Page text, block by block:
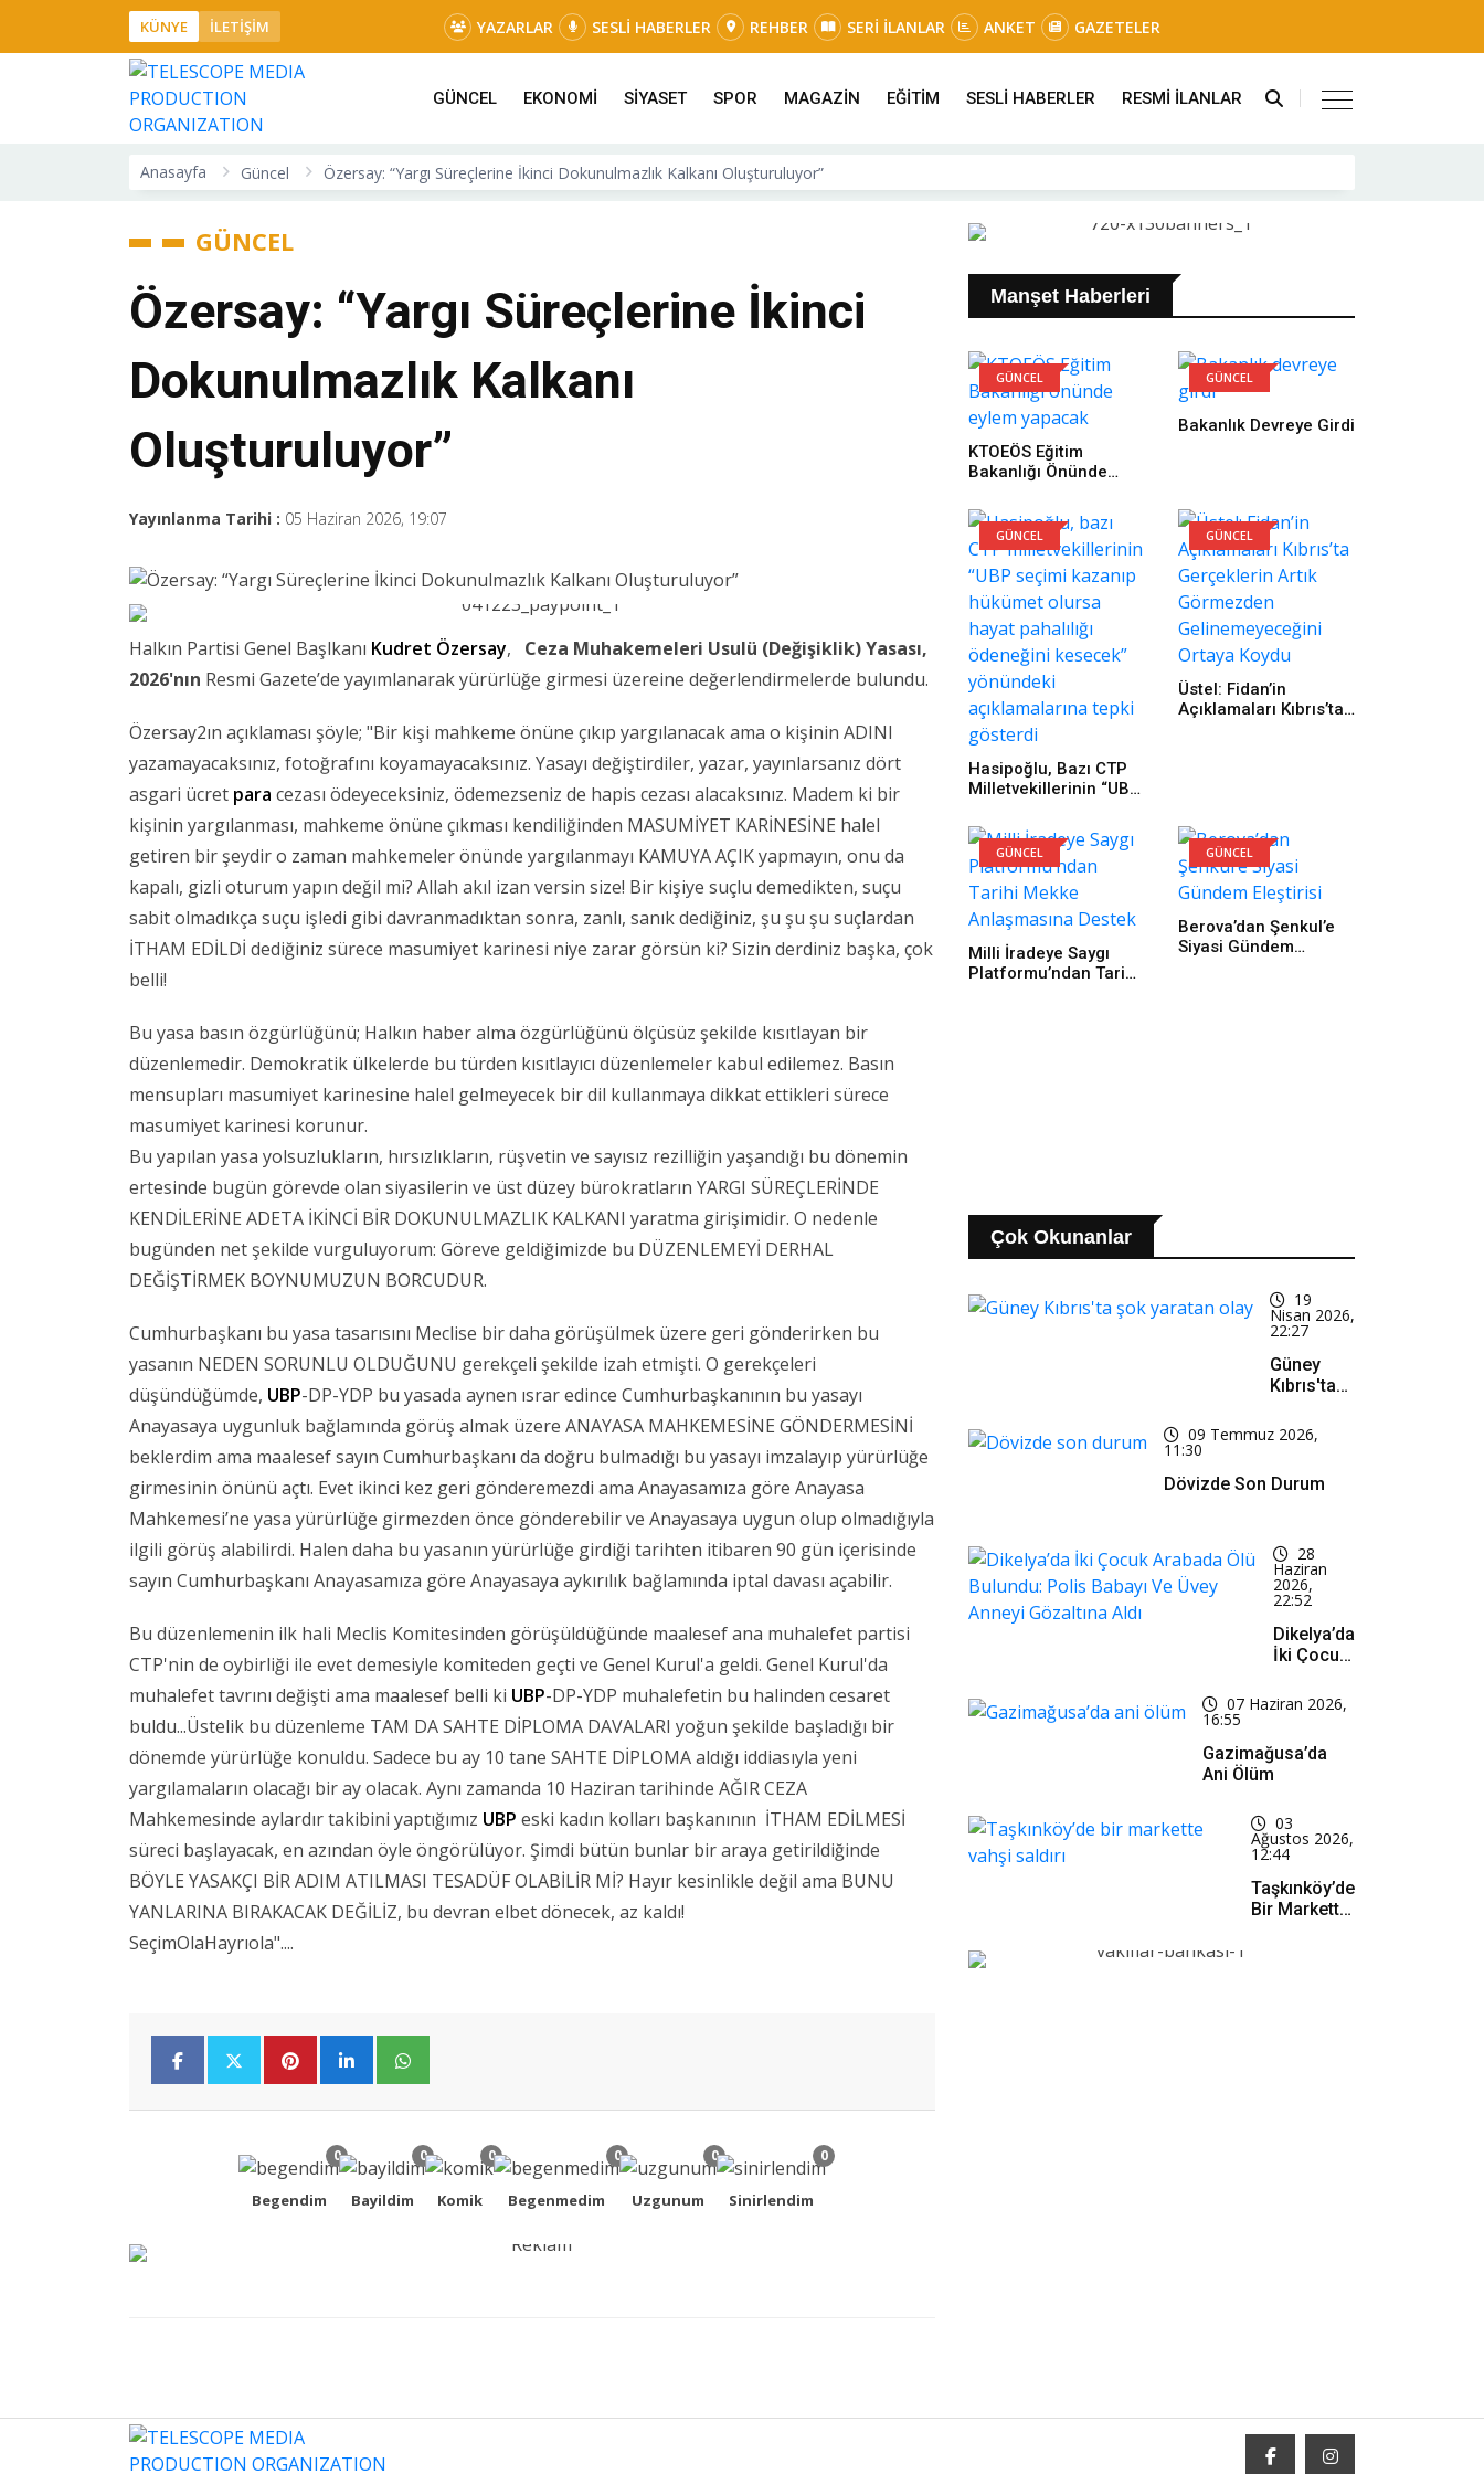
KÜNYE İLETİŞİM YAZARLAR SESLİ HABERLER REHBER SERİ İLANLAR ANKET GAZETELER
GÜNCEL EKONOMİ SİYASET SPOR MAGAZİN EĞİTİM SESLİ HABERLER RESMİ İLANLAR
Anasayfa Güncel Özersay: “Yargı Süreçlerine İkinci Dokunulmazlık Kalkanı Oluşturuluyor”
GÜNCEL
Özersay: “Yargı Süreçlerine İkinci
Dokunulmazlık Kalkanı
Oluşturuluyor”
Yayınlanma Tarihi : 05 Haziran 2026, 19:07
Halkın Partisi Genel Başlkanı Kudret Özersay, Ceza Muhakemeleri Usulü (Değişiklik) Yasası,
2026'nın Resmi Gazete’de yayımlanarak yürürlüğe girmesi üzereine değerlendirmelerde bulundu.
Özersay2ın açıklaması şöyle; "Bir kişi mahkeme önüne çıkıp yargılanacak ama o kişinin ADINI
yazamayacaksınız, fotoğrafını koyamayacaksınız. Yasayı değiştirdiler, yazar, yayınlarsanız dört
asgari ücret para cezası ödeyeceksiniz, ödemezseniz de hapis cezası alacaksınız. Madem ki bir
kişinin yargılanması, mahkeme önüne çıkması kendiliğinden MASUMİYET KARİNESİNE halel
getiren bir şeydir o zaman mahkemeler önünde yargılanmayı KAMUYA AÇIK yapmayın, onu da
kapalı, gizli oturum yapın değil mi? Allah akıl izan versin size! Bir kişiye suçlu demedikten, suçu
sabit olmadıkça suçu işledi gibi davranmadıktan sonra, zanlı, sanık dediğiniz, şu şu şu suçlardan
İTHAM EDİLDİ dediğiniz sürece masumiyet karinesi niye zarar görsün ki? Sizin derdiniz başka, çok
belli!
Bu yasa basın özgürlüğünü; Halkın haber alma özgürlüğünü ölçüsüz şekilde kısıtlayan bir
düzenlemedir. Demokratik ülkelerde bu türden kısıtlayıcı düzenlemeler kabul edilemez. Basın
mensupları masumiyet karinesine halel gelmeyecek bir dil kullanmaya dikkat ettikleri sürece
masumiyet karinesi korunur.
Bu yapılan yasa yolsuzlukların, hırsızlıkların, rüşvetin ve sayısız rezilliğin yaşandığı bu dönemin
ertesinde bugün görevde olan siyasilerin ve üst düzey bürokratların YARGI SÜREÇLERİNDE
KENDİLERİNE ADETA İKİNCİ BİR DOKUNULMAZLIK KALKANI yaratma girişimidir. O nedenle
bugünden net şekilde vurguluyorum: Göreve geldiğimizde bu DÜZENLEMEYİ DERHAL
DEĞİŞTİRMEK BOYNUMUZUN BORCUDUR.
Cumhurbaşkanı bu yasa tasarısını Meclise bir daha görüşülmek üzere geri gönderirken bu
yasanın NEDEN SORUNLU OLDUĞUNU gerekçeli şekilde izah etmişti. O gerekçeleri
düşündüğümde, UBP-DP-YDP bu yasada aynen ısrar edince Cumhurbaşkanının bu yasayı
Anayasaya uygunluk bağlamında görüş almak üzere ANAYASA MAHKEMESİNE GÖNDERMESİNİ
beklerdim ama maalesef sayın Cumhurbaşkanı da doğru bulmadığı bu yasayı imzalayıp yürürlüğe
girmesinin önünü açtı. Evet ikinci kez geri gönderemezdi ama Anayasamıza göre Anayasa
Mahkemesi’ne yasa yürürlüğe girmezden önce gönderebilir ve Anayasaya uygun olup olmadığıyla
ilgili görüş alabilirdi. Halen daha bu yasanın yürürlüğe girdiği tarihten itibaren 90 gün içerisinde
sayın Cumhurbaşkanı Anayasamıza göre Anayasaya aykırılık bağlamında iptal davası açabilir.
Bu düzenlemenin ilk hali Meclis Komitesinden görüşüldüğünde maalesef ana muhalefet partisi
CTP'nin de oybirliği ile evet demesiyle komiteden geçti ve Genel Kurul'a geldi. Genel Kurul'da
muhalefet tavrını değişti ama maalesef belli ki UBP-DP-YDP muhalefetin bu halinden cesaret
buldu...Üstelik bu düzenleme TAM DA SAHTE DİPLOMA DAVALARI yoğun şekilde başladığı bir
dönemde yürürlüğe konuldu. Sadece bu ay 10 tane SAHTE DİPLOMA aldığı iddiasıyla yeni
yargılamaların olacağı bir ay olacak. Aynı zamanda 10 Haziran tarihinde AĞIR CEZA
Mahkemesinde aylardır takibini yaptığımız UBP eski kadın kolları başkanının İTHAM EDİLMESİ
süreci başlayacak, en azından öyle öngörülüyor. Şimdi bütün bunlar bir araya getirildiğinde
BÖYLE YASAKÇI BİR ADIM ATILMASI TESADÜF OLABİLİR Mİ? Hayır kesinlikle değil ama BUNU
YANLARINA BIRAKACAK DEĞİLİZ, bu devran elbet dönecek, az kaldı!
SeçimOlaHayrıola"....
0
Begendim
0
Bayildim
0
Komik
0
Begenmedim
0
Uzgunum
0
Sinirlendim
Manşet Haberleri
GÜNCEL
KTOEÖS Eğitim
Bakanlığı Önünde
GÜNCEL
Bakanlık Devreye Girdi
GÜNCEL
Hasipoğlu, Bazı CTP
Milletvekillerinin “UBP
Hükümet Olursa Hayat
Pahalılığı Ödeneğini
Kesecek” Yönündeki
Açıklamalarına Tepki
Gösterdi
GÜNCEL
Üstel: Fidan’in
Açıklamaları Kıbrıs’ta
GÜNCEL
Milli İradeye Saygı
Platformu’ndan Tarihi
GÜNCEL
Berova’dan Şenkul’e
Siyasi Gündem
Çok Okunanlar
19
Nisan 2026,
22:27
Güney
Kıbrıs'ta
Yaratan
09 Temmuz 2026,
11:30
Dövizde Son Durum
28
Haziran
2026,
22:52
Dikelya’da
İki Çocuk
Ölü
Babayı Ve
Gözaltına
Aldı
07 Haziran 2026,
16:55
Gazimağusa’da
Ani Ölüm
03
Ağustos 2026,
12:44
Taşkınköy’de
Bir Markette